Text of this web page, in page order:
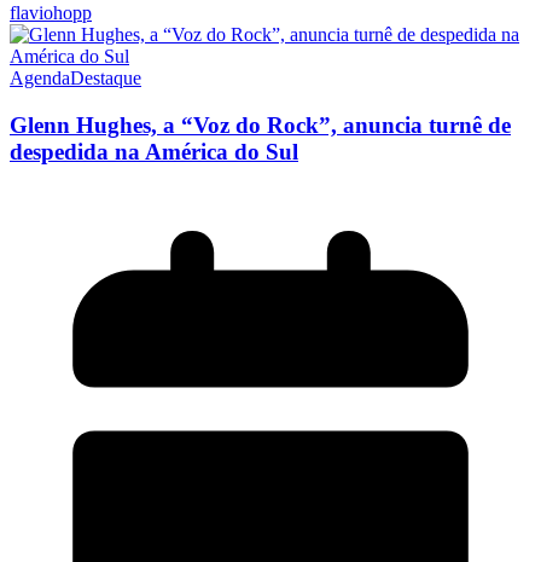
flaviohopp
AgendaDestaque
Glenn Hughes, a “Voz do Rock”, anuncia turnê de
despedida na América do Sul